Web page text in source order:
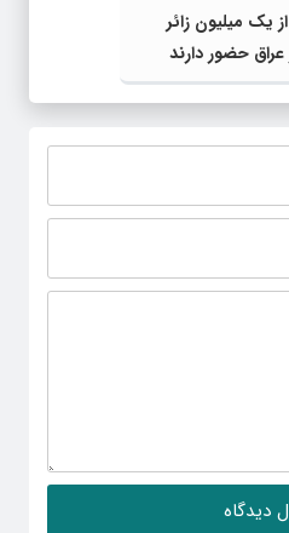
یک میلیون زائر
حضور دارند